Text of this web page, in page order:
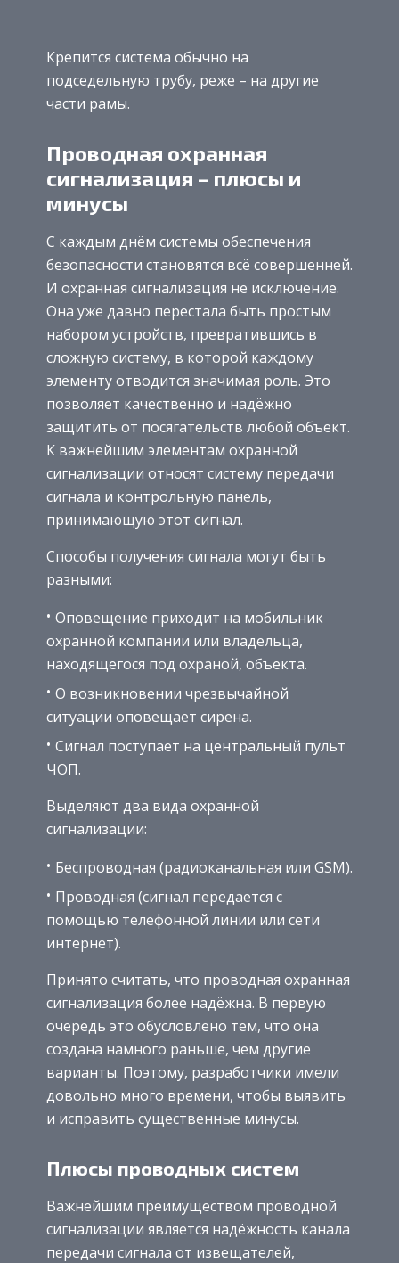
Крепится система обычно на
подседельную трубу, реже – на другие
части рамы.
Проводная охранная
сигнализация – плюсы и
минусы
С каждым днём системы обеспечения
безопасности становятся всё совершенней.
И охранная сигнализация не исключение.
Она уже давно перестала быть простым
набором устройств, превратившись в
сложную систему, в которой каждому
элементу отводится значимая роль. Это
позволяет качественно и надёжно
защитить от посягательств любой объект.
К важнейшим элементам охранной
сигнализации относят систему передачи
сигнала и контрольную панель,
принимающую этот сигнал.
Способы получения сигнала могут быть
разными:
Оповещение приходит на мобильник
охранной компании или владельца,
находящегося под охраной, объекта.
О возникновении чрезвычайной
ситуации оповещает сирена.
Сигнал поступает на центральный пульт
ЧОП.
Выделяют два вида охранной
сигнализации:
Беспроводная (радиоканальная или GSM).
Проводная (сигнал передается с
помощью телефонной линии или сети
интернет).
Принято считать, что проводная охранная
сигнализация более надёжна. В первую
очередь это обусловлено тем, что она
создана намного раньше, чем другие
варианты. Поэтому, разработчики имели
довольно много времени, чтобы выявить
и исправить существенные минусы.
Плюсы проводных систем
Важнейшим преимуществом проводной
сигнализации является надёжность канала
передачи сигнала от извещателей,